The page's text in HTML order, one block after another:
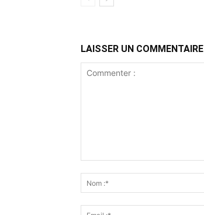
LAISSER UN COMMENTAIRE